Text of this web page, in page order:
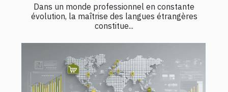
Dans un monde professionnel en constante
évolution, la maîtrise des langues étrangères
constitue...